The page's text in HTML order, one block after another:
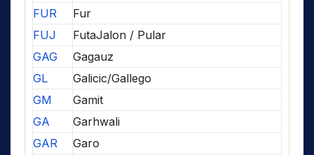
FUR
Fur
FUJ
FutaJalon / Pular
GAG
Gagauz
GL
Galicic/Gallego
GM
Gamit
GA
Garhwali
GAR
Garo